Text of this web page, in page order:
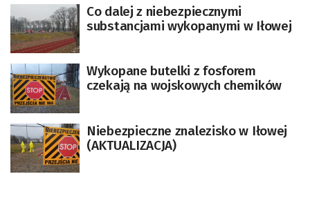
Co dalej z niebezpiecznymi
substancjami wykopanymi w Iłowej
Wykopane butelki z fosforem
czekają na wojskowych chemików
Niebezpieczne znalezisko w Iłowej
(AKTUALIZACJA)